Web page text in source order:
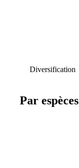
Diversification
Par espèces